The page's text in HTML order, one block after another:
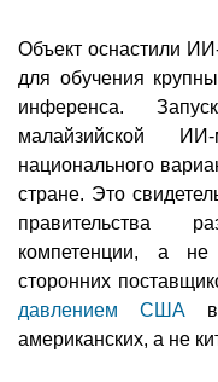
Объект оснастили
для обучения
инференса.
малайзийской
национального
стране. Это
правительства
компетенции, а не
сторонних
давлением США
американских, а не